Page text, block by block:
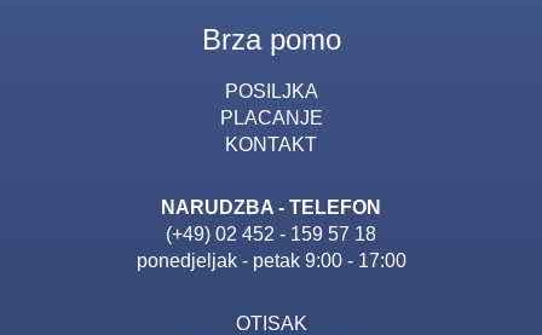
Brza pomo
POSILJKA
PLACANJE
KONTAKT
NARUDZBA - TELEFON
(+49) 02 452 - 159 57 18
ponedjeljak - petak 9:00 - 17:00
OTISAK